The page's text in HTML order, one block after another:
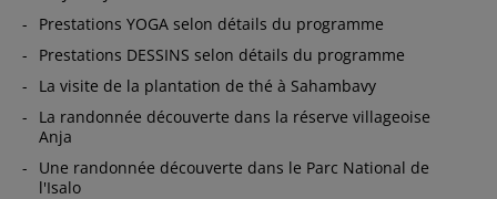
d’Ambalavao : visite d’une fabrique
artisanale de papier Antemoro (l’atelier
perpétue des méthodes de fabrication
traditionnelles à base d’écorce de plantes
villageoise Anja à la rencontre des lémurs
Prestations YOGA selon détails du programme
Prestations DESSINS selon détails du programme
La visite de la plantation de thé à Sahambavy
La randonnée découverte dans la réserve villageoise
Anja
Une randonnée découverte dans le Parc National de
l'Isalo